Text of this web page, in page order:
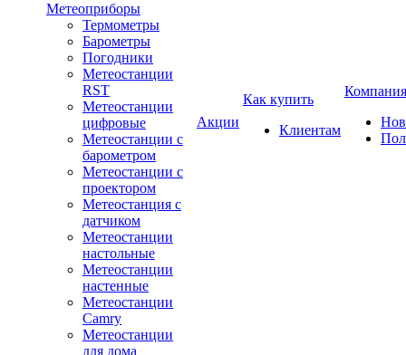
Метеоприборы
Термометры
Барометры
Погодники
Метеостанции
RST
Метеостанции
цифровые
Метеостанции с
барометром
Метеостанции с
проектором
Метеостанция с
датчиком
Метеостанции
настольные
Метеостанции
настенные
Метеостанции
Camry
Метеостанции
для дома
Акции
Как купить
Клиентам
Компания